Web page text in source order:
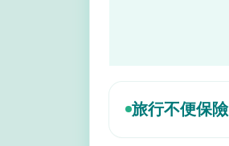
旅行不便保險